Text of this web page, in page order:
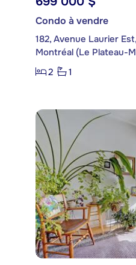
Condo à vendre
182, Avenue Laurier
Montréal (Le Plateau-
2
1